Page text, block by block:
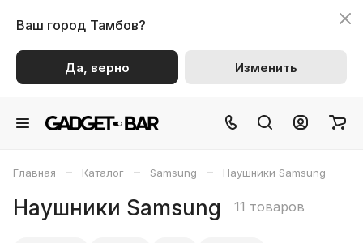
Ваш город Тамбов?
Да, верно Изменить
Главная – Каталог – Samsung – Наушники Samsung
Наушники Samsung 11 товаров